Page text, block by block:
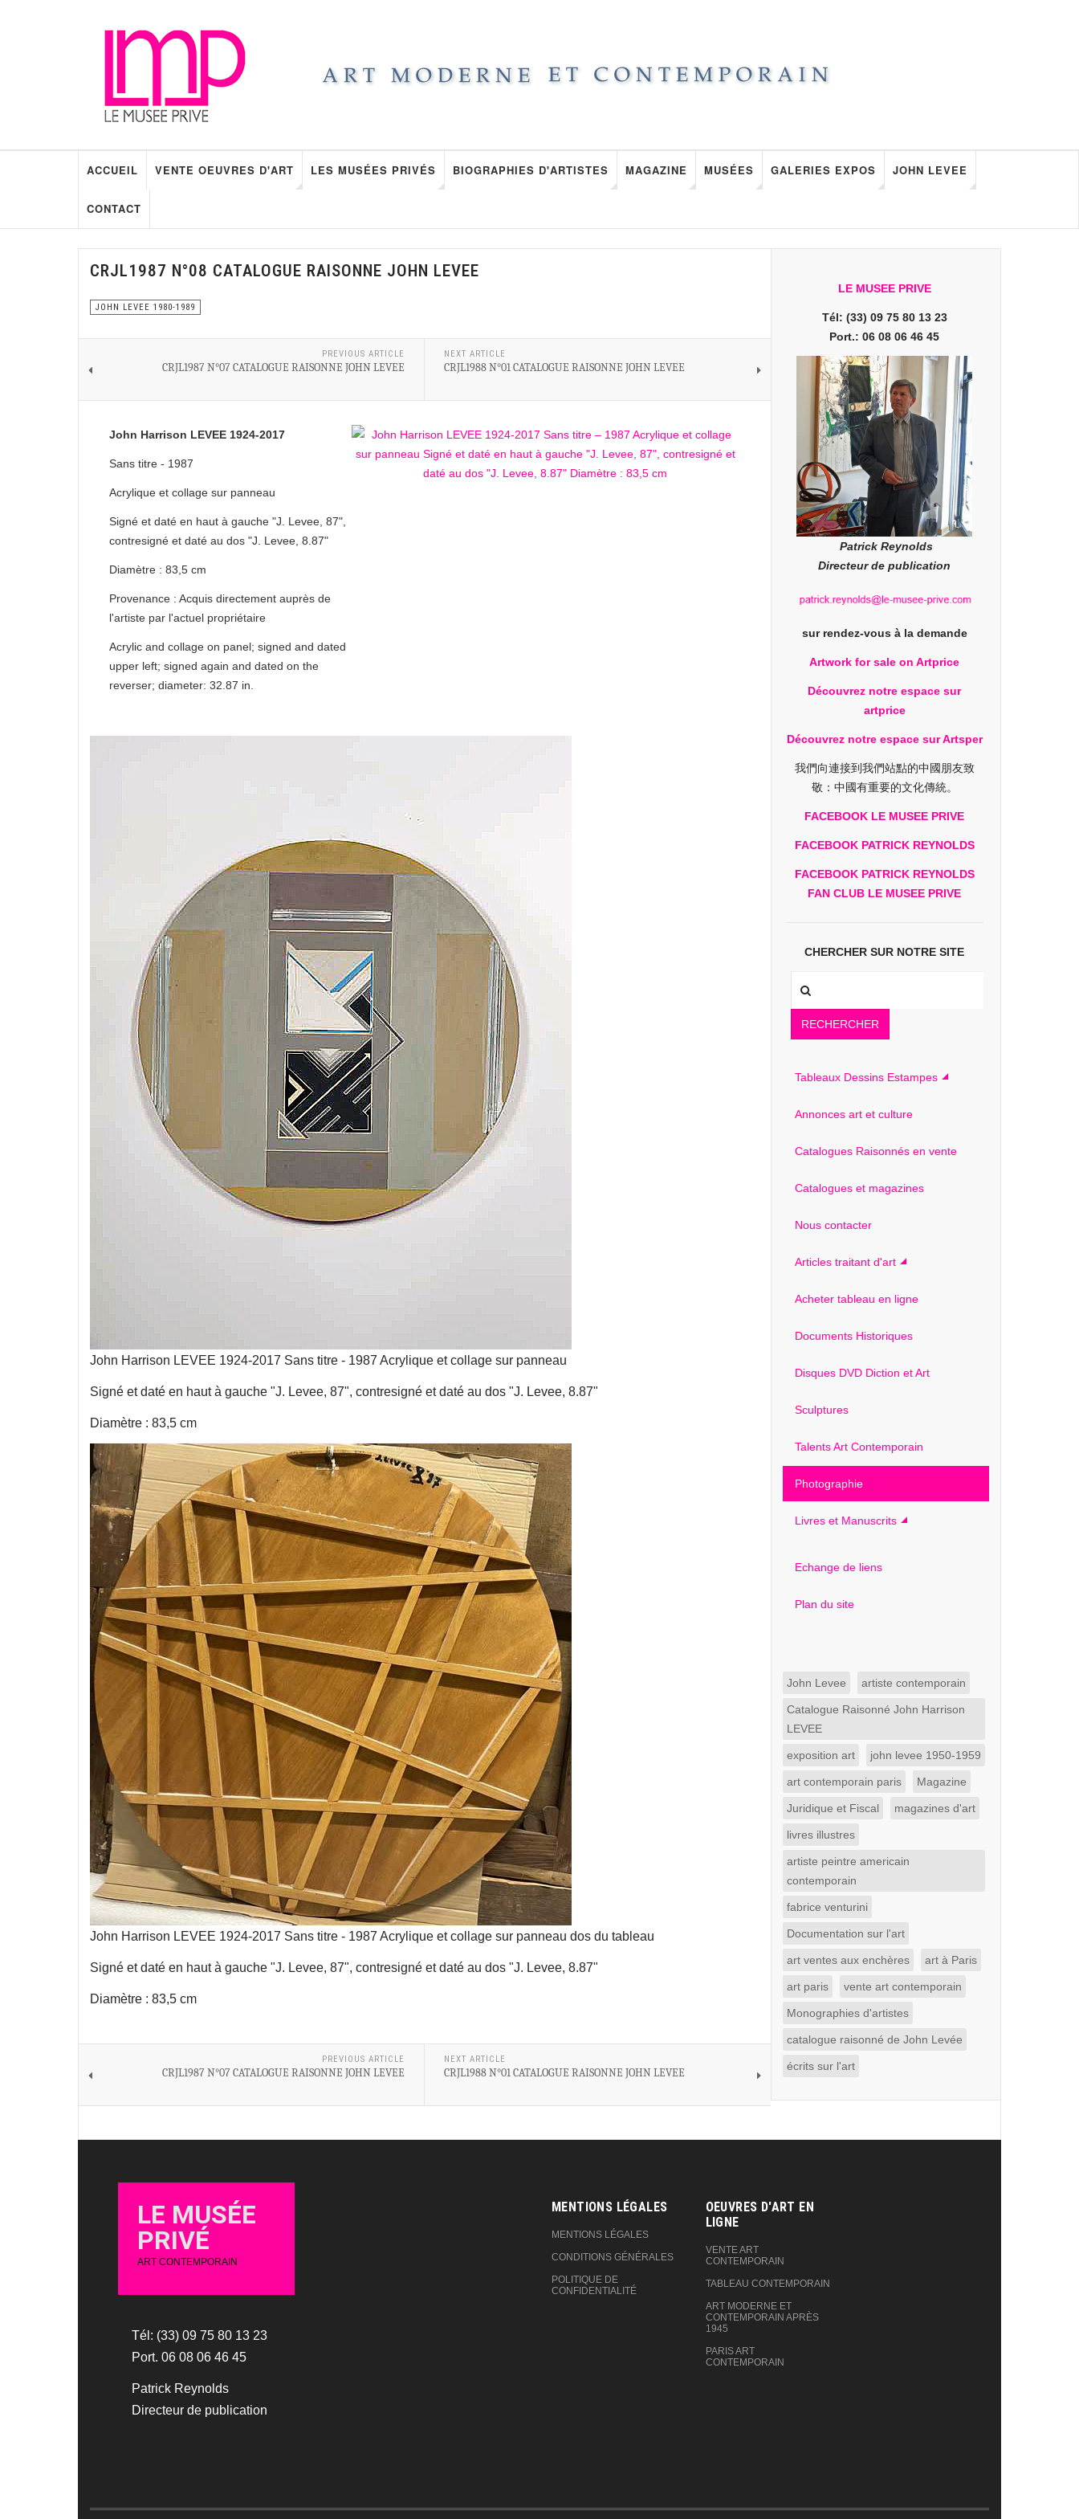
ACCUEIL VENTE OEUVRES D'ART LES MUSÉES PRIVÉS BIOGRAPHIES D'ARTISTES MAGAZINE MUSÉES GALERIES EXPOS JOHN LEVEE
CONTACT
CRJL1987 N°08 CATALOGUE RAISONNE JOHN LEVEE
JOHN LEVEE 1980-1989
PREVIOUS ARTICLE
CRJL1987 N°07 CATALOGUE RAISONNE JOHN LEVEE
NEXT ARTICLE
CRJL1988 N°01 CATALOGUE RAISONNE JOHN LEVEE
John Harrison LEVEE 1924-2017
Sans titre - 1987
Acrylique et collage sur panneau
Signé et daté en haut à gauche "J. Levee, 87",
contresigné et daté au dos "J. Levee, 8.87"
Diamètre : 83,5 cm
Provenance : Acquis directement auprès de
l'artiste par l'actuel propriétaire
Acrylic and collage on panel; signed and dated
upper left; signed again and dated on the
reverser; diameter: 32.87 in.
John Harrison LEVEE 1924-2017 Sans titre - 1987 Acrylique et collage sur panneau
Signé et daté en haut à gauche "J. Levee, 87", contresigné et daté au dos "J. Levee, 8.87"
Diamètre : 83,5 cm
John Harrison LEVEE 1924-2017 Sans titre - 1987 Acrylique et collage sur panneau dos du tableau
Signé et daté en haut à gauche "J. Levee, 87", contresigné et daté au dos "J. Levee, 8.87"
Diamètre : 83,5 cm
PREVIOUS ARTICLE
CRJL1987 N°07 CATALOGUE RAISONNE JOHN LEVEE
NEXT ARTICLE
CRJL1988 N°01 CATALOGUE RAISONNE JOHN LEVEE
LE MUSEE PRIVE
Tél: (33) 09 75 80 13 23
Port.: 06 08 06 46 45
Patrick Reynolds
Directeur de publication
sur rendez-vous à la demande
Artwork for sale on Artprice
Découvrez notre espace sur
artprice
Découvrez notre espace sur Artsper
我們向連接到我們站點的中國朋友致
敬：中國有重要的文化傳統。
FACEBOOK LE MUSEE PRIVE
FACEBOOK PATRICK REYNOLDS
FACEBOOK PATRICK REYNOLDS
FAN CLUB LE MUSEE PRIVE
CHERCHER SUR NOTRE SITE
RECHERCHER
Tableaux Dessins Estampes
Annonces art et culture
Catalogues Raisonnés en vente
Catalogues et magazines
Nous contacter
Articles traitant d'art
Acheter tableau en ligne
Documents Historiques
Disques DVD Diction et Art
Sculptures
Talents Art Contemporain
Photographie
Livres et Manuscrits
Echange de liens
Plan du site
John Levee artiste contemporain
Catalogue Raisonné John Harrison
LEVEE
exposition art john levee 1950-1959
art contemporain paris Magazine
Juridique et Fiscal magazines d'art
livres illustres
artiste peintre americain
contemporain
fabrice venturini
Documentation sur l'art
art ventes aux enchères art à Paris
art paris vente art contemporain
Monographies d'artistes
catalogue raisonné de John Levée
écrits sur l'art
LE MUSÉE
PRIVÉ
ART CONTEMPORAIN
Tél: (33) 09 75 80 13 23
Port. 06 08 06 46 45
Patrick Reynolds
Directeur de publication
MENTIONS LÉGALES
MENTIONS LÉGALES
CONDITIONS GÉNÉRALES
POLITIQUE DE
CONFIDENTIALITÉ
OEUVRES D'ART EN
LIGNE‎
VENTE ART
CONTEMPORAIN
TABLEAU CONTEMPORAIN
ART MODERNE ET
CONTEMPORAIN APRÈS
1945
PARIS ART
CONTEMPORAIN